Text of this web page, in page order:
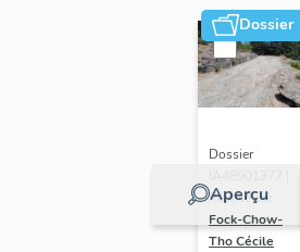
Dossier
Aperçu
Dossier
Réalisé par
Fock-Chow-
Tho Cécile